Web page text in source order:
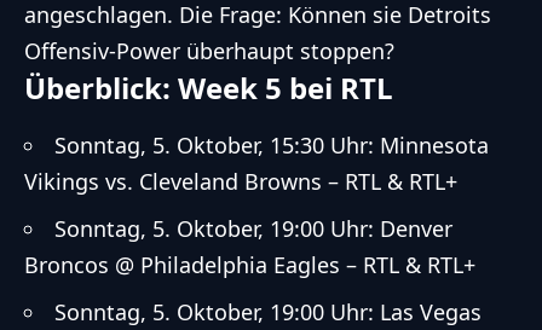
angeschlagen. Die Frage: Können sie Detroits
Offensiv-Power überhaupt stoppen?
Überblick: Week 5 bei RTL
Sonntag, 5. Oktober, 15:30 Uhr: Minnesota
Vikings vs. Cleveland Browns – RTL & RTL+
Sonntag, 5. Oktober, 19:00 Uhr: Denver
Broncos @ Philadelphia Eagles – RTL & RTL+
Sonntag, 5. Oktober, 19:00 Uhr: Las Vegas